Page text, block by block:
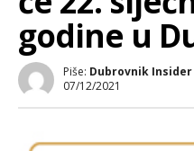
godine u
Piše: Dubrovnik Insider
07/12/2021